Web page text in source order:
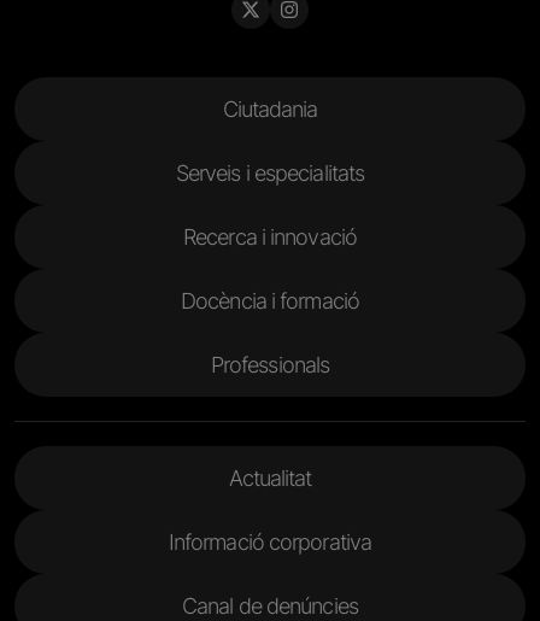
Ciutadania
Serveis i especialitats
Recerca i innovació
Docència i formació
Professionals
Actualitat
Informació corporativa
Canal de denúncies